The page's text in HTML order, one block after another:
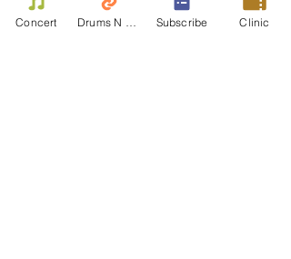
Contact Us
Concert Subscribe Clinic